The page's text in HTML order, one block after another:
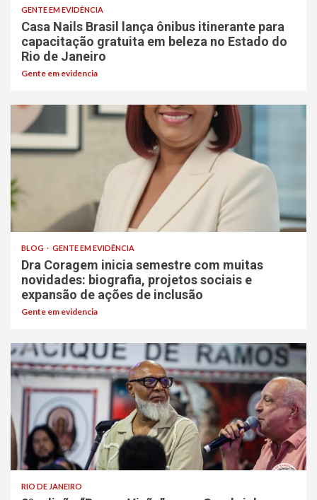
GENTE EM EVIDÊNCIA
Casa Nails Brasil lança ônibus itinerante para
capacitação gratuita em beleza no Estado do
Rio de Janeiro
Gente em evidencia
BLOG GENTE EM EVIDÊNCIA
Dra Coragem inicia semestre com muitas
novidades: biografia, projetos sociais e
expansão de ações de inclusão
Gente em evidencia
RIO DE JANEIRO